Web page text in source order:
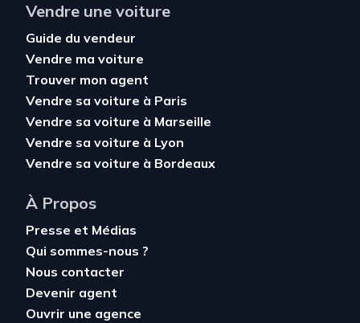
Vendre une voiture
Guide du vendeur
Vendre ma voiture
Trouver mon agent
Vendre sa voiture à Paris
Vendre sa voiture à Marseille
Vendre sa voiture à Lyon
Vendre sa voiture à Bordeaux
À Propos
Presse et Médias
Qui sommes-nous ?
Nous contacter
Devenir agent
Ouvrir une agence